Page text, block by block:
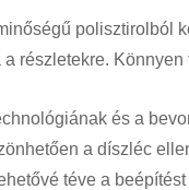
polisztirolból
részletekre. Könnyen
és a
a díszléc
téve a